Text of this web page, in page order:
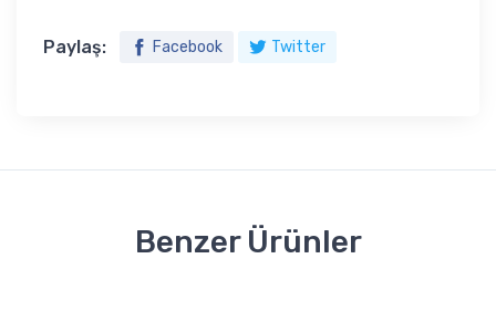
Paylaş: Facebook Twitter
Benzer Ürünler